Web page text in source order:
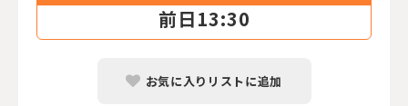
前日13:30
お気に入りリストに追加